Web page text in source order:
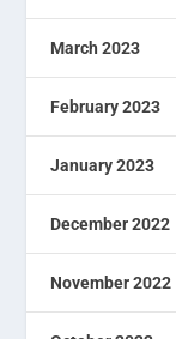
March 2023
February 2023
January 2023
December 2022
November 2022